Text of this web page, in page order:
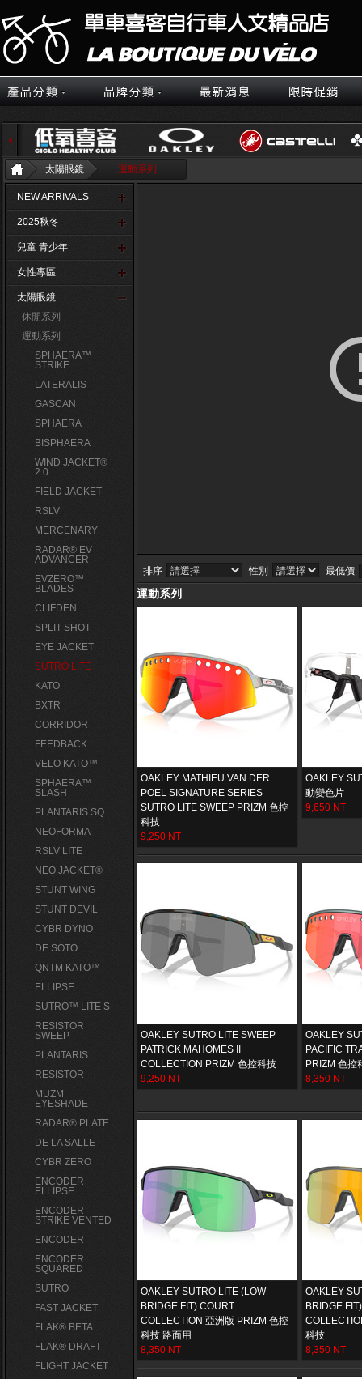
太陽眼鏡 運動系列
NEW ARRIVALS
2025秋冬
兒童 青少年
女性專區
太陽眼鏡
休閒系列
運動系列
SPHAERA™
STRIKE
LATERALIS
GASCAN
SPHAERA
BISPHAERA
WIND JACKET®
2.0
FIELD JACKET
RSLV
MERCENARY
RADAR® EV
ADVANCER
EVZERO™
BLADES
CLIFDEN
SPLIT SHOT
EYE JACKET
SUTRO LITE
KATO
BXTR
CORRIDOR
FEEDBACK
VELO KATO™
SPHAERA™
SLASH
PLANTARIS SQ
NEOFORMA
RSLV LITE
NEO JACKET®
STUNT WING
STUNT DEVIL
CYBR DYNO
DE SOTO
QNTM KATO™
ELLIPSE
SUTRO™ LITE S
RESISTOR
SWEEP
PLANTARIS
RESISTOR
MUZM
EYESHADE
RADAR® PLATE​
DE LA SALLE
CYBR ZERO
ENCODER
ELLIPSE
ENCODER
STRIKE VENTED
ENCODER
ENCODER
SQUARED
SUTRO
FAST JACKET
FLAK® BETA
FLAK® DRAFT
FLIGHT JACKET
排序 性別 最低價
運動系列
OAKLEY MATHIEU VAN DER
POEL SIGNATURE SERIES
SUTRO LITE SWEEP PRIZM 色控
科技
9,250 NT
OAKLEY
動變色片
9,650 NT
OAKLEY SUTRO LITE SWEEP
PATRICK MAHOMES II
COLLECTION PRIZM 色控科技
9,250 NT
OAKLEY
PACIFIC
PRIZM 色控
8,350 NT
OAKLEY SUTRO LITE (LOW
BRIDGE FIT) COURT
COLLECTION 亞洲版 PRIZM 色控
科技 路面用
8,350 NT
OAKLEY
BRIDGE
科技
8,350 NT